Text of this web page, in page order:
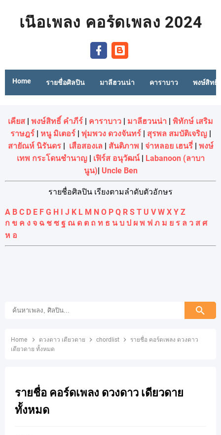
เนื้อเพลง คอร์ดเพลง 2024
Home รายชื่อศิลปิน มาลีฮวนน่า คาราบาว พงษ์สิทธิ์
เคียส | พงษ์สิทธิ์ คำภีร์ | คาราบาว | มาลีฮวนน่า | พิทักษ์ เสริม
ราษฎร์| หนู มิเตอร์| พุ่มพวง ดวงจันทร์| สุรพล สมบัติเจริญ|
สายัณห์ นิรันดร| เสือสองเล | สันติภาพ | จ่าหลอย เฮนรี่| พงษ์
เทพ กระโดนชํานาญ| เฟิร์ส อนุวัฒน์| Labanoon (ลาบา
นูน)| Uncle Ben
รายชื่อศิลปิน เรียงตามลำดับตัวอักษร
A B C D E F G H I J K L M N O P Q R S T U V W X Y Z
ก ข ค ง จ ฉ ช ซ ฐ ณ ด ต ถ ท ธ น บ ป ผ พ ฟ ภ ม ย ร ล ว ส ศ
ห อ
Home ดวงดาว เดียวดาย chordlist
รายชื่อ คอร์ดเพลง ดวงดาว
เดียวดาย ทั้งหมด
รายชื่อ คอร์ดเพลง ดวงดาว เดียวดาย
ทั้งหมด